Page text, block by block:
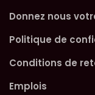
Donnez nous
Politique de
Conditions de
Emplois